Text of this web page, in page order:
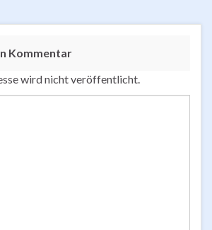
Kommentar
wird nicht veröffentlicht.